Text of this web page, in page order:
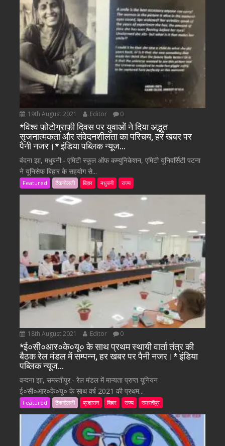
19th August 2021 Editor 0
*विश्व फ़ोटोग्राफ़ी दिवस पर युवाओं ने दिया अद्भुत
सृजनात्मकता और संवेदनशीलता का परिचय, हर खबर पर
पैनी नजर।* इंडिया पब्लिक न्यूज…
वंदना झा, मधुबनी:- एमिटी स्कूल ऑफ कम्युनिकेशन, एमिटी यूनिवर्सिटी पटना
ने यूनिसेफ बिहार के सहयोग से...
Featured टैकनोलजी बिहार मधुबनी राज्य
18th August 2021 Editor 0
*ई०सी०आर०के०यू० के साथ प्रथम स्थायी वार्ता तंत्र की
बैठक रेल मंडल में सम्पन्न, हर खबर पर पैनी नजर।* इंडिया
पब्लिक न्यूज…
वन्दना झा, समस्तीपुर:- रेल मंडल में मान्यता प्राप्त यूनियन
ई०सी०आर०के०यू० के साथ वर्ष 2021 की प्रथम...
Featured टैकनोलजी प्रशासन बिहार राज्य समस्तीपुर